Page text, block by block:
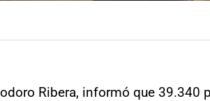
Ribera, informó que 39.340